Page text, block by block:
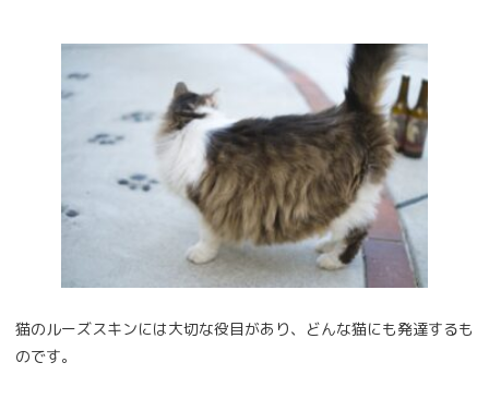
猫のルーズスキンには大切な役目があり、どんな猫にも発達するも
のです。